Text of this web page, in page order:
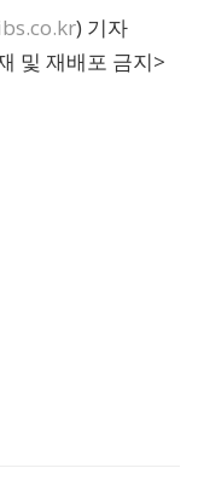
) 기자
및 재배포 금지>